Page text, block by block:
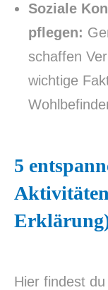
Soziale
pflegen:
schaffen
wichtige
5
Hier findest